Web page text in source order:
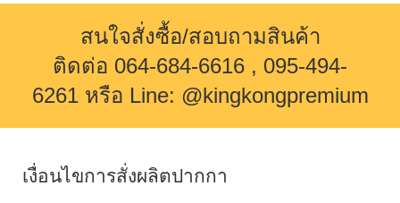
สนใจสั่งซื้อ/สอบถามสินค้า
ติดต่อ 064-684-6616 , 095-494-
6261 หรือ Line: @kingkongpremium
เงื่อนไขการสั่งผลิตปากกา